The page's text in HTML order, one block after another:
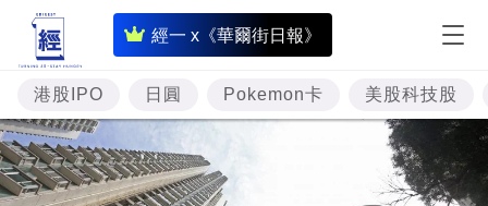
經一 x《華爾街日報》
即
時
財
經
專
題
港股IPO 日圓 Pokemon卡 美股科技股